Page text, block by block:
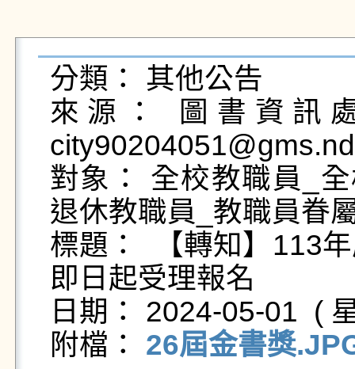
分類： 其他公告
來源： 圖書資訊
對象： 全校教職員_
退休教職員_教職員眷
標題：  【轉知】113
即日起受理報名
日期： 2024-05-01  (
附檔： 26屆金書獎